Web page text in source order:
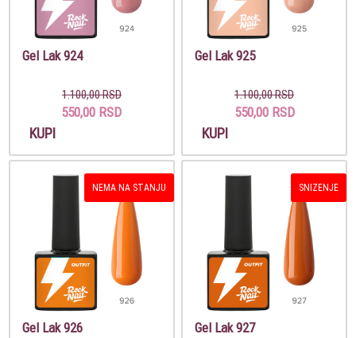
Gel Lak 924
1.100,00 RSD
550,00 RSD
KUPI
Gel Lak 925
1.100,00 RSD
550,00 RSD
KUPI
NEMA NA STANJU
Gel Lak 926
SNIZENJE
Gel Lak 927